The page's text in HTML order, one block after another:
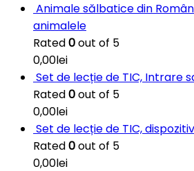
Animale sălbatice din
animalele
Rated0out of 5
0,00lei
Set de lecție de TIC, Intrare
Rated0out of 5
0,00lei
Set de lecție de TIC,
Rated0out of 5
0,00lei